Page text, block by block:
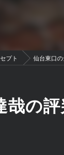
プト 仙台東口
の評